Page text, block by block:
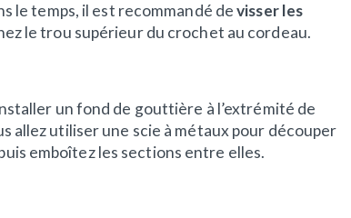
le temps, il est recommandé devisser les
le trou supérieur du crochet au cordeau.
un fond de gouttière à l’extrémité de
allez utiliser une scie à métaux pour découper
emboîtez les sections entre elles.